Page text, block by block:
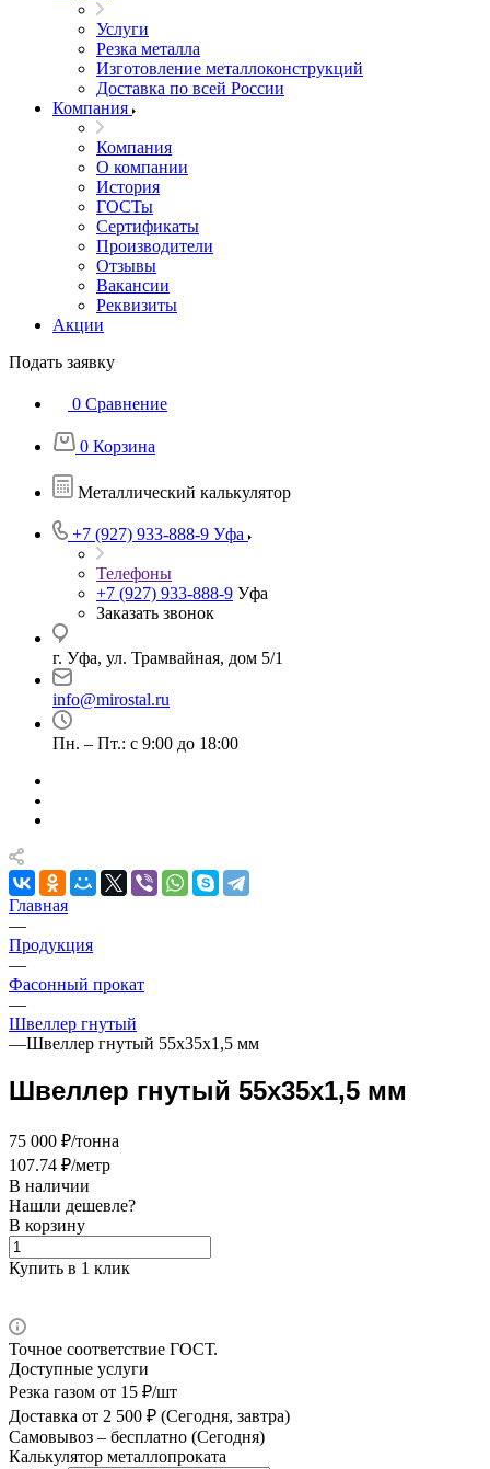
Услуги
Резка металла
Изготовление металлоконструкций
Доставка по всей России
Компания
Компания
О компании
История
ГОСТы
Сертификаты
Производители
Отзывы
Вакансии
Реквизиты
Акции
Подать заявку
0 Сравнение
0 Корзина
Металлический калькулятор
+7 (927) 933-888-9 Уфа
Телефоны
+7 (927) 933-888-9 Уфа
Заказать звонок
г. Уфа, ул. Трамвайная, дом 5/1
info@mirostal.ru
Пн. – Пт.: с 9:00 до 18:00
Главная
—
Продукция
—
Фасонный прокат
—
Швеллер гнутый
—Швеллер гнутый 55х35х1,5 мм
Швеллер гнутый 55х35х1,5 мм
75 000 ₽/тонна
107.74 ₽/метр
В наличии
Нашли дешевле?
В корзину
Купить в 1 клик
Точное соответствие ГОСТ.
Доступные услуги
Резка газом от 15 ₽/шт
Доставка от 2 500 ₽ (Сегодня, завтра)
Самовывоз – бесплатно (Сегодня)
Калькулятор металлопроката